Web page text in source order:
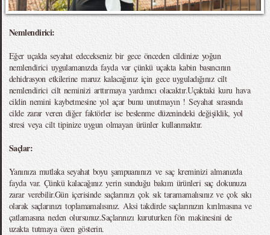
Nemlendirici:
Eğer uçakla seyahat edecekseniz bir gece önceden cildinize yoğun
nemlendirici uygulamanızda fayda var çünkü uçakta kabin basıncının
dehidrasyon etkilerine maruz kalacağınız için gece uyguladığınız cilt
nemlendirici cilt neminizi arttırmaya yardımcı olacaktır.Uçaktaki kuru hava
cildin nemini kaybetmesine yol açar bunu unutmayın ! Seyahat sırasında
cilde zarar veren diğer faktörler ise beslenme düzenindeki değişiklik, yol
stresi veya cilt tipinize uygun olmayan ürünler kullanmaktır.
Saçlar:
Yanınıza mutlaka seyahat boyu şampuanınızı ve saç kreminizi almanızda
fayda var. Çünkü kalacağınız yerin sunduğu bakım ürünleri saç dokunuza
zarar verebilir.Gün içerisinde saçlarınızı çok sık taramamalısınız ve çok sıkı
olarak saçlarınızı toplamamalısınız. Aksi takdirde saçlarınızın kırılmasına ve
çatlamasına neden olursunuz.Saçlarınızı kuruturken fön makinesini de
uzakta tutmaya özen gösterin.